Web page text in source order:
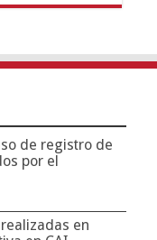
de registro de
por el
en